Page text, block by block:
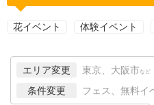
花イベント 体験イベント
エリア変更 東京、大阪市 など
条件変更 フェス、無料イ